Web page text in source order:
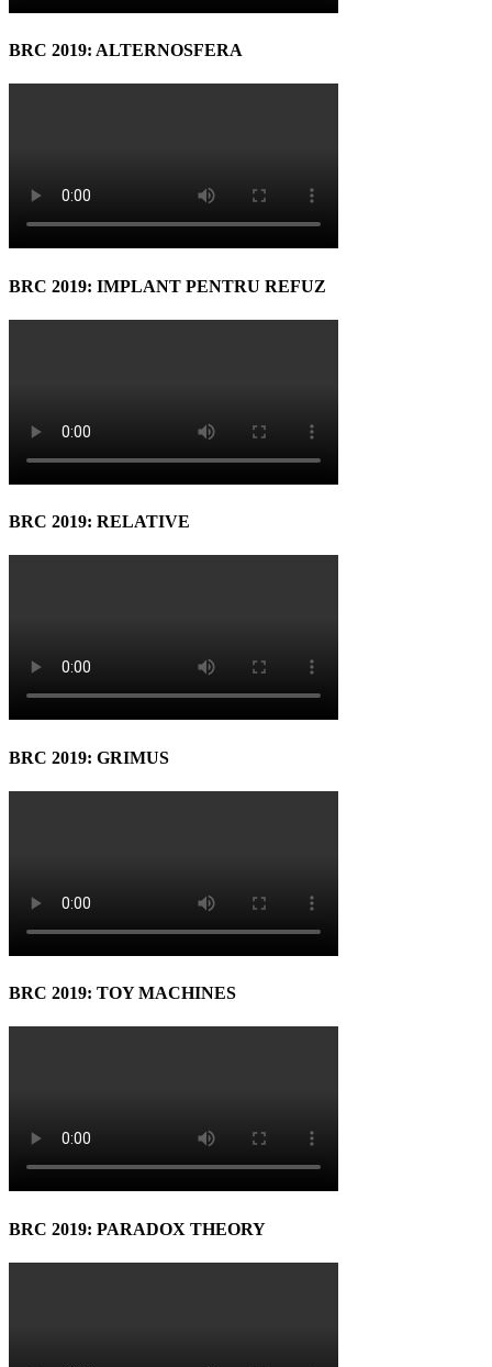
BRC 2019: ALTERNOSFERA
BRC 2019: IMPLANT PENTRU REFUZ
BRC 2019: RELATIVE
BRC 2019: GRIMUS
BRC 2019: TOY MACHINES
BRC 2019: PARADOX THEORY